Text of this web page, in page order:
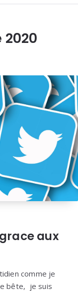
aux
comme je
bête, je suis